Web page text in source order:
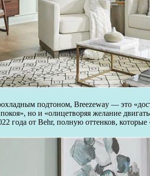
подтоном, Breezeway — это
но и «олицетворяя желание
года от Behr, полную оттенков, которые